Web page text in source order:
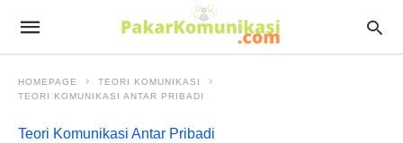
HOMEPAGE
TEORI KOMUNIKASI
TEORI KOMUNIKASI ANTAR PRIBADI
Teori Komunikasi Antar Pribadi